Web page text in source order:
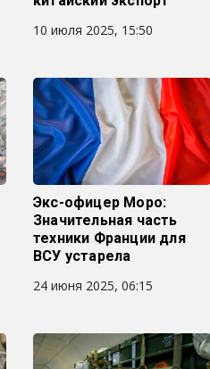
10 июля 2025, 15:50
Экс-офицер Моро:
Значительная часть
техники Франции для
ВСУ устарела
24 июня 2025, 06:15